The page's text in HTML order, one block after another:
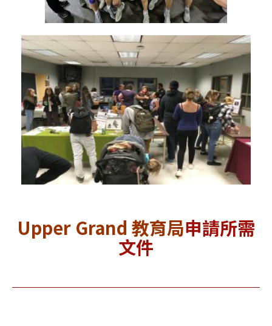
Upper Grand 教育局申請所需
文件